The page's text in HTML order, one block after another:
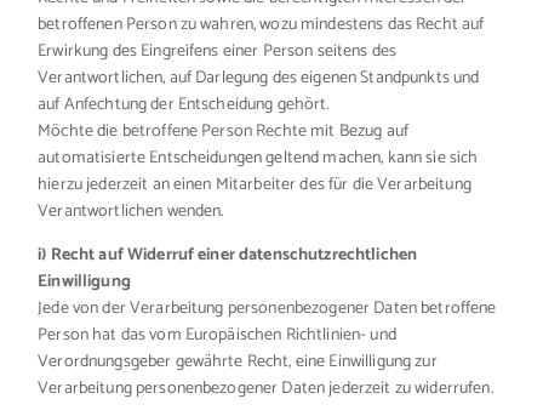
betroffenen Person zu wahren, wozu mindestens das Recht auf
Erwirkung des Eingreifens einer Person seitens des
Verantwortlichen, auf Darlegung des eigenen Standpunkts und
auf Anfechtung der Entscheidung gehört.
Möchte die betroffene Person Rechte mit Bezug auf
automatisierte Entscheidungen geltend machen, kann sie sich
hierzu jederzeit an einen Mitarbeiter des für die Verarbeitung
Verantwortlichen wenden.
i) Recht auf Widerruf einer datenschutzrechtlichen
Einwilligung
Jede von der Verarbeitung personenbezogener Daten betroffene
Person hat das vom Europäischen Richtlinien- und
Verordnungsgeber gewährte Recht, eine Einwilligung zur
Verarbeitung personenbezogener Daten jederzeit zu widerrufen.